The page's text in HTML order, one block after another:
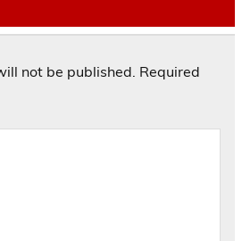
not be published. Required